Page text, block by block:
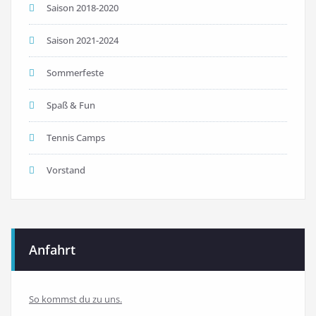
Saison 2018-2020
Saison 2021-2024
Sommerfeste
Spaß & Fun
Tennis Camps
Vorstand
Anfahrt
So kommst du zu uns.